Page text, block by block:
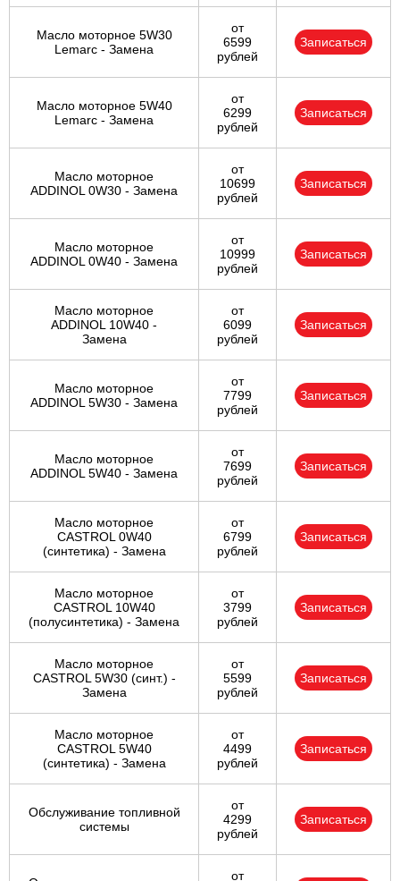
Масло моторное 5W30
Lemarc - Замена
от
6599
рублей
Записаться
Масло моторное 5W40
Lemarc - Замена
от
6299
рублей
Записаться
Масло моторное
ADDINOL 0W30 - Замена
от
10699
рублей
Записаться
Масло моторное
ADDINOL 0W40 - Замена
от
10999
рублей
Записаться
Масло моторное
ADDINOL 10W40 -
Замена
от
6099
рублей
Записаться
Масло моторное
ADDINOL 5W30 - Замена
от
7799
рублей
Записаться
Масло моторное
ADDINOL 5W40 - Замена
от
7699
рублей
Записаться
Масло моторное
CASTROL 0W40
(синтетика) - Замена
от
6799
рублей
Записаться
Масло моторное
CASTROL 10W40
(полусинтетика) - Замена
от
3799
рублей
Записаться
Масло моторное
CASTROL 5W30 (синт.) -
Замена
от
5599
рублей
Записаться
Масло моторное
CASTROL 5W40
(синтетика) - Замена
от
4499
рублей
Записаться
Обслуживание топливной
системы
от
4299
рублей
Записаться
от